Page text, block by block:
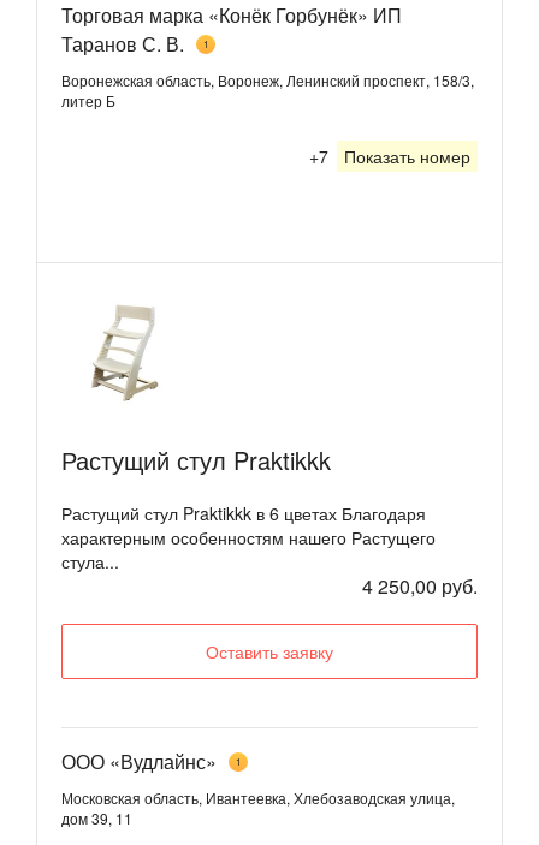
Торговая марка «Конёк Горбунёк» ИП
Таранов С. В.
1
Воронежская область, Воронеж, Ленинский проспект, 158/3,
литер Б
+7 Показать номер
Растущий стул Praktikkk
Растущий стул Praktikkk в 6 цветах Благодаря
характерным особенностям нашего Растущего
стула...
4 250,00 руб.
Оставить заявку
ООО «Вудлайнс» 1
Московская область, Ивантеевка, Хлебозаводская улица,
дом 39, 11